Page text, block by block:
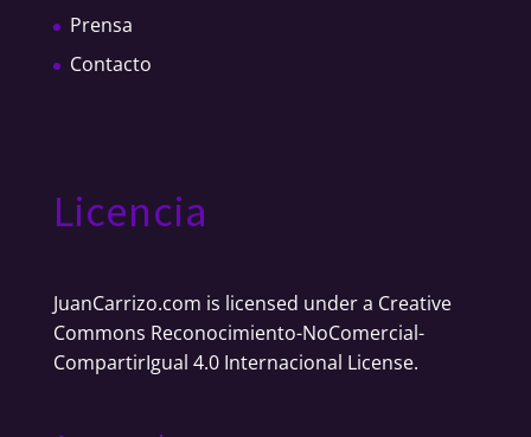
Prensa
Contacto
Licencia
JuanCarrizo.com is licensed under a Creative
Commons Reconocimiento-NoComercial-
CompartirIgual 4.0 Internacional License.